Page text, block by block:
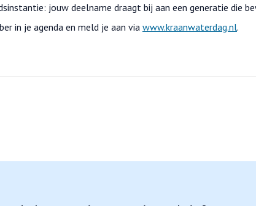
jouw deelname draagt bij aan een generatie die
in je agenda en meld je aan via www.kraanwaterdag.nl.